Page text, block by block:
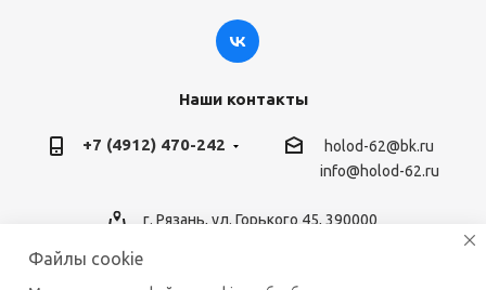
Наши контакты
+7 (4912) 470-242
holod-62@bk.ru
info@holod-62.ru
г. Рязань, ул. Горького 45, 390000
Файлы cookie